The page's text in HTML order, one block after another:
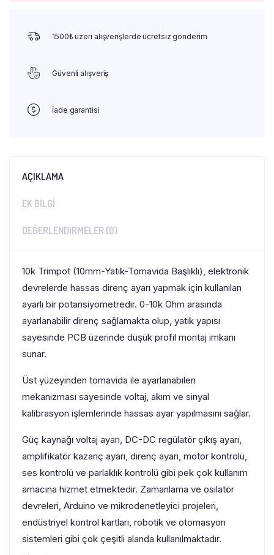
1500₺ üzeri alışverişlerde ücretsiz gönderim
Güvenli alışveriş
İade garantisi
AÇIKLAMA
EK BILGI
DEĞERLENDIRMELER (0)
10k Trimpot (10mm-Yatık-Tornavida Başlıklı), elektronik
devrelerde hassas direnç ayarı yapmak için kullanılan
ayarlı bir potansiyometredir. 0-10k Ohm arasında
ayarlanabilir direnç sağlamakta olup, yatık yapısı
sayesinde PCB üzerinde düşük profil montaj imkanı
sunar.
Üst yüzeyinden tornavida ile ayarlanabilen
mekanizması sayesinde voltaj, akım ve sinyal
kalibrasyon işlemlerinde hassas ayar yapılmasını sağlar.
Güç kaynağı voltaj ayarı, DC-DC regülatör çıkış ayarı,
amplifikatör kazanç ayarı, direnç ayarı, motor kontrolü,
ses kontrolü ve parlaklık kontrolü gibi pek çok kullanım
amacına hizmet etmektedir. Zamanlama ve osilatör
devreleri, Arduino ve mikrodenetleyici projeleri,
endüstriyel kontrol kartları, robotik ve otomasyon
sistemleri gibi çok çeşitli alanda kullanılmaktadır.